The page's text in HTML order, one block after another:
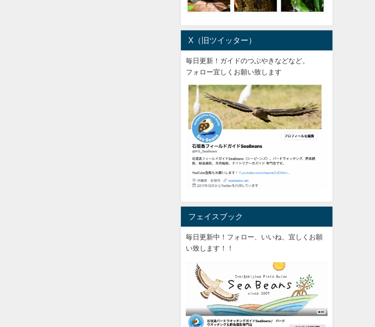
X（旧ツイッター）
毎日更新！ガイドのつぶやきなどなど。
フォロー宜しくお願い致します
フェイスブック
毎日更新中！フォロー、いいね、宜しくお願
い致します！！